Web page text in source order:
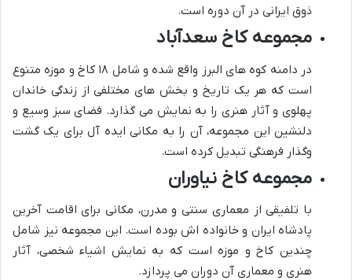
ذوق ایرانی در آن دوره است.
مجموعه کاخ سعدآباد
در دامنه کوه های البرز واقع شده و شامل ۱۸ کاخ و موزه متنوع
است که هر یک تاریخ و بخش های مختلفی از زندگی خاندان
پهلوی و آثار هنری را به نمایش می گذارد. فضای سبز وسیع و
دلنشین این مجموعه، آن را به مکانی ایده آل برای یک گشت
وگذار فرهنگی تبدیل کرده است.
مجموعه کاخ نیاوران
با تلفیقی از معماری سنتی و مدرن، مکانی برای اقامت آخرین
پادشاه ایران و خانواده اش بوده است. این مجموعه نیز شامل
چندین کاخ و موزه است که به نمایش اشیاء شخصی، آثار
هنری و معماری آن دوران می پردازد.